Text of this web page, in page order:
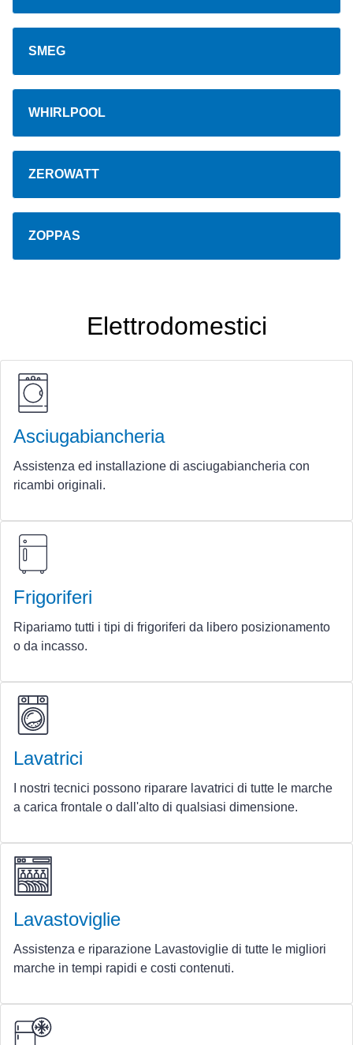
SMEG
WHIRLPOOL
ZEROWATT
ZOPPAS
Elettrodomestici
Asciugabiancheria
Assistenza ed installazione di asciugabiancheria con
ricambi originali.
Frigoriferi
Ripariamo tutti i tipi di frigoriferi da libero posizionamento
o da incasso.
Lavatrici
I nostri tecnici possono riparare lavatrici di tutte le marche
a carica frontale o dall'alto di qualsiasi dimensione.
Lavastoviglie
Assistenza e riparazione Lavastoviglie di tutte le migliori
marche in tempi rapidi e costi contenuti.